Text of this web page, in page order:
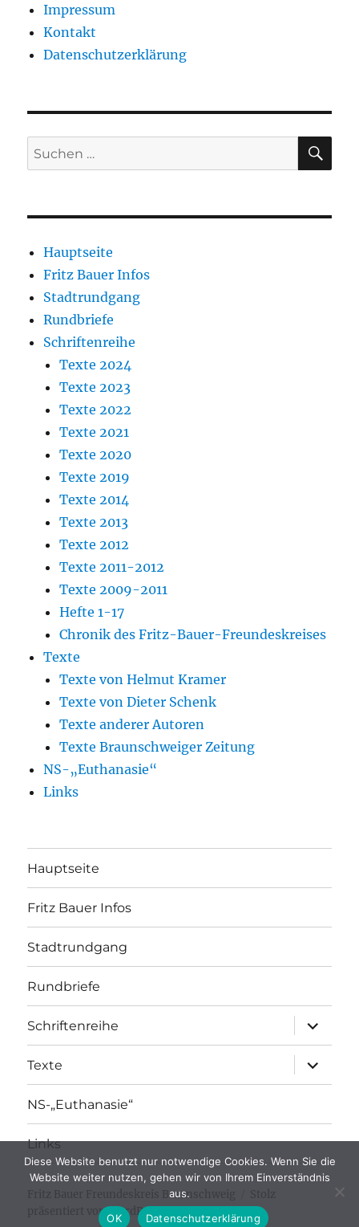
Impressum
Kontakt
Datenschutzerklärung
Suchen
nach:
Hauptseite
Fritz Bauer Infos
Stadtrundgang
Rundbriefe
Schriftenreihe
Texte 2024
Texte 2023
Texte 2022
Texte 2021
Texte 2020
Texte 2019
Texte 2014
Texte 2013
Texte 2012
Texte 2011-2012
Texte 2009-2011
Hefte 1-17
Chronik des Fritz-Bauer-Freundeskreises
Texte
Texte von Helmut Kramer
Texte von Dieter Schenk
Texte anderer Autoren
Texte Braunschweiger Zeitung
NS-„Euthanasie“
Links
Hauptseite
Fritz Bauer Infos
Stadtrundgang
Rundbriefe
Schriftenreihe
öffnen
Texte
öffnen
NS-„Euthanasie“
Links
Fritz Bauer Freundeskreis Braunschweig
präsentiert von WordPress
Diese Website benutzt nur notwendige Cookies. Wenn Sie die
Website weiter nutzen, gehen wir von Ihrem Einverständnis
aus.
OK
Datenschutzerklärung